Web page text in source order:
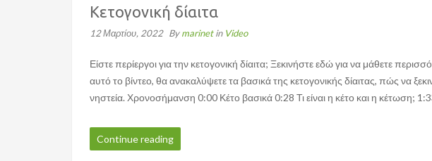
Κετογονική δίαιτα
12 Μαρτίου, 2022 Bymarinetin Video
Είστε περίεργοι για την κετογονική δίαιτα; Ξεκινήστε εδώ για να μάθετε
αυτό το βίντεο, θα ανακαλύψετε τα βασικά της κετογονικής δίαιτας, πώς να
νηστεία. Χρονοσήμανση 0:00 Κέτο βασικά 0:28 Τι είναι η κέτο και η κέτωση;
Continue reading